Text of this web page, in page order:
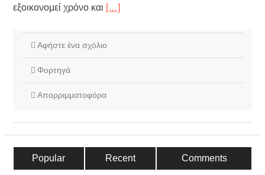
εξοικονομεί χρόνο και […]
Αφήστε ένα σχόλιο
Φορτηγά
Απορριμματοφόρα
Popular Recent Comments